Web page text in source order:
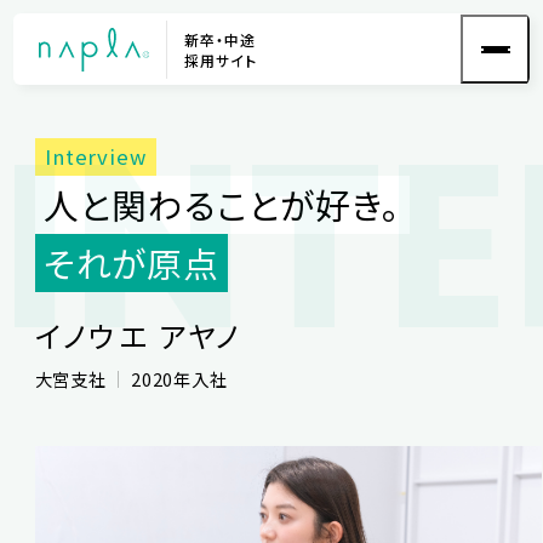
新卒・中途
採用サイト
人と関わることが好き。
それが原点
イノウエ アヤノ
大宮支社 2020年入社